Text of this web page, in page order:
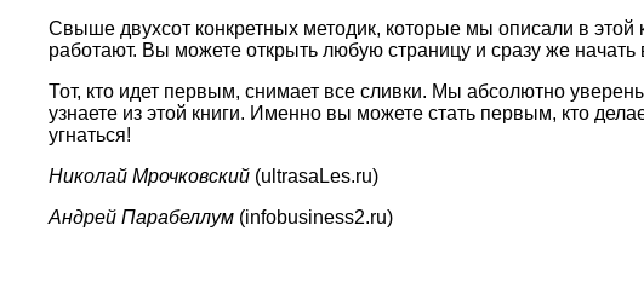
Свыше двухсот конкретных методик, которые мы описали в этой
работают. Вы можете открыть любую страницу и сразу же
Тот, кто идет первым, снимает все сливки. Мы абсолютно
узнаете из этой книги. Именно вы можете стать первым, кто
угнаться!
Николай Мрочковский (ultrasaLes.ru)
Андрей Парабеллум (infobusiness2.ru)